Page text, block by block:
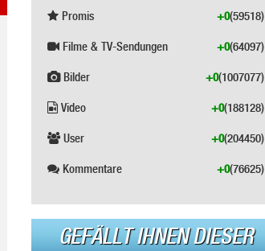
Promis (59518)
+0
Filme & TV-Sendungen (64097)
+0
Bilder (1007077)
+0
Video (188128)
+0
User (204450)
+0
Kommentare (76625)
+0
GEFÄLLT IHNEN DIESER